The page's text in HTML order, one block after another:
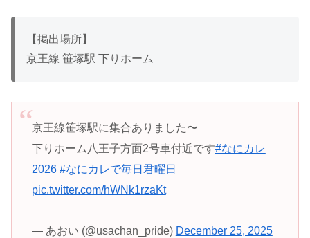
【掲出場所】
京王線 笹塚駅 下りホーム
京王線笹塚駅に集合ありました〜
下りホーム八王子方面2号車付近です#なにカレ
2026 #なにカレで毎日君曜日
pic.twitter.com/hWNk1rzaKt
— あおい (@usachan_pride) December 25, 2025